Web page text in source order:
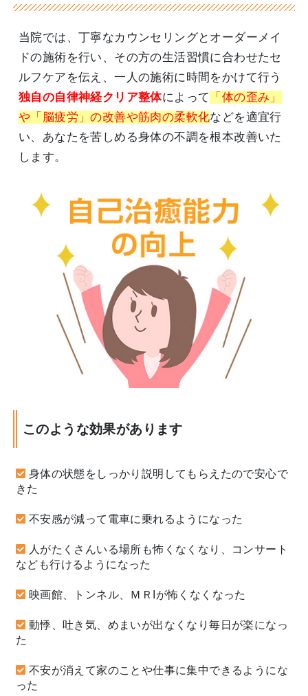
当院では、丁寧なカウンセリングとオーダーメイ
ドの施術を行い、その方の生活習慣に合わせたセ
ルフケアを伝え、一人の施術に時間をかけて行う
独自の自律神経クリア整体によって
「体の歪み」
や「脳疲労」の改善や筋肉の柔軟化などを適宜行
い、あなたを苦しめる身体の不調を根本改善いた
します。
このような効果があります
身体の状態をしっかり説明してもらえたので安心で
きた
不安感が減って電車に乗れるようになった
人がたくさんいる場所も怖くなくなり、コンサート
なども行けるようになった
映画館、トンネル、ＭＲIが怖くなくなった
動悸、吐き気、めまいが出なくなり毎日が楽になっ
た
不安が消えて家のことや仕事に集中できるようにな
った